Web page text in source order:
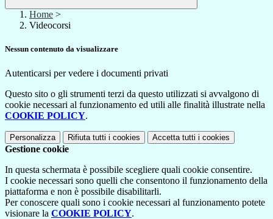
Home >
Videocorsi
Nessun contenuto da visualizzare
Autenticarsi per vedere i documenti privati
Questo sito o gli strumenti terzi da questo utilizzati si avvalgono di
cookie necessari al funzionamento ed utili alle finalità illustrate nella
COOKIE POLICY.
Personalizza Rifiuta tutti i cookies Accetta tutti i cookies
Gestione cookie
In questa schermata è possibile scegliere quali cookie consentire.
I cookie necessari sono quelli che consentono il funzionamento della
piattaforma e non è possibile disabilitarli.
Per conoscere quali sono i cookie necessari al funzionamento potete
visionare la COOKIE POLICY.